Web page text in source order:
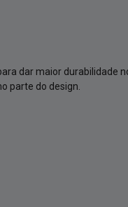
dar maior durabilidade
parte do design.